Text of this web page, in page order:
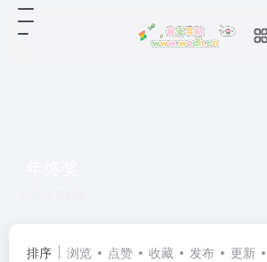
排序 浏览 点赞 收藏 发布 更新